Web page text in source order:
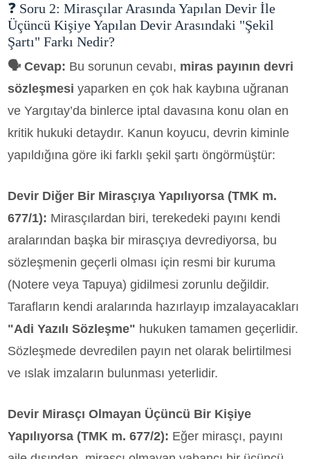
❓ Soru 2: Mirasçılar Arasında Yapılan Devir İle
Üçüncü Kişiye Yapılan Devir Arasındaki "Şekil
Şartı" Farkı Nedir?
🗣️ Cevap: Bu sorunun cevabı, miras payının devri
sözleşmesi yaparken en çok hak kaybına uğranan
ve Yargıtay’da binlerce iptal davasına konu olan en
kritik hukuki detaydır. Kanun koyucu, devrin kiminle
yapıldığına göre iki farklı şekil şartı öngörmüştür:
Devir Diğer Bir Mirasçıya Yapılıyorsa (TMK m.
677/1): Mirasçılardan biri, terekedeki payını kendi
aralarından başka bir mirasçıya devrediyorsa, bu
sözleşmenin geçerli olması için resmi bir kuruma
(Notere veya Tapuya) gidilmesi zorunlu değildir.
Tarafların kendi aralarında hazırlayıp imzalayacakları
"Adi Yazılı Sözleşme" hukuken tamamen geçerlidir.
Sözleşmede devredilen payın net olarak belirtilmesi
ve ıslak imzaların bulunması yeterlidir.
Devir Mirasçı Olmayan Üçüncü Bir Kişiye
Yapılıyorsa (TMK m. 677/2): Eğer mirasçı, payını